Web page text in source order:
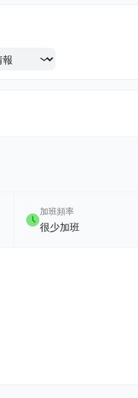
加班頻率
很少加班